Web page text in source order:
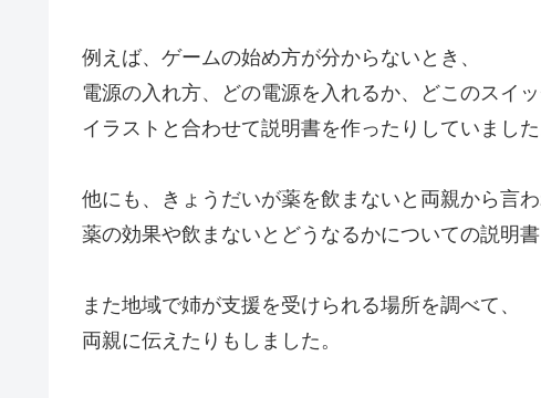
例えば、ゲームの始め方が分からないとき、
電源の入れ方、どの電源を入れるか、どこのスイッ
イラストと合わせて説明書を作ったりしていました
他にも、きょうだいが薬を飲まないと両親から言わ
薬の効果や飲まないとどうなるかについての説明
また地域で姉が支援を受けられる場所を調べて、
両親に伝えたりもしました。